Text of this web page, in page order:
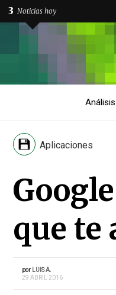
3 Noticias hoy
Análisis
Aplicaciones
que te
por LUIS A.
29 ABRIL 2016